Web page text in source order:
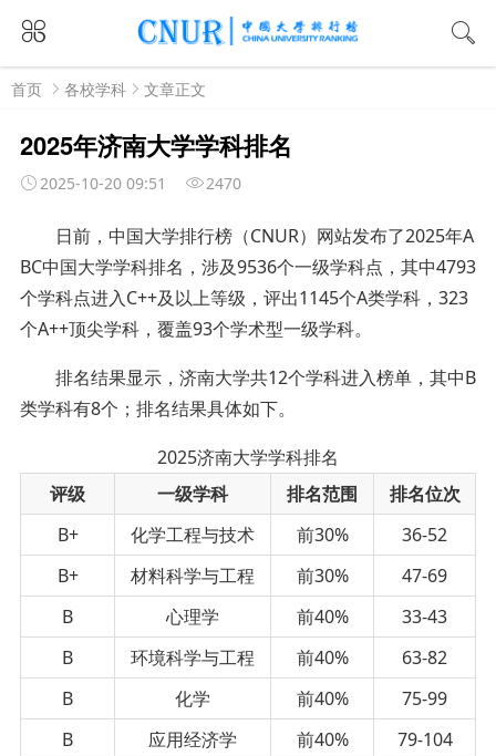
首页 各校学科 文章正文
2025年济南大学学科排名
2025-10-20 09:51 2470
日前，中国大学排行榜（CNUR）网站发布了2025年A
BC中国大学学科排名，涉及9536个一级学科点，其中4793
个学科点进入C++及以上等级，评出1145个A类学科，323
个A++顶尖学科，覆盖93个学术型一级学科。
排名结果显示，济南大学共12个学科进入榜单，其中B
类学科有8个；排名结果具体如下。
2025济南大学学科排名
评级
一级学科 排名范围
排名位次
B+
化学工程与技术 前30%
36-52
B+
材料科学与工程 前30%
47-69
B
心理学 前40%
33-43
B
环境科学与工程 前40%
63-82
B
化学 前40%
75-99
B
应用经济学 前40%
79-104